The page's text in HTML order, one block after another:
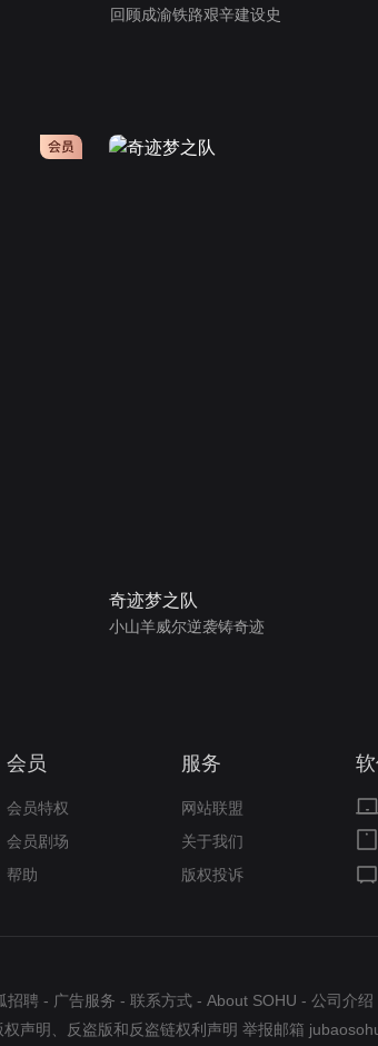
回顾成渝铁路艰辛建设史
奇迹梦之队
小山羊威尔逆袭铸奇迹
会员
会员特权
会员剧场
帮助
服务
网站联盟
关于我们
版权投诉
招聘 - 广告服务 - 联系方式 - About SOHU - 公司介绍
权声明 反盗版和反盗链权利声明 举报邮箱